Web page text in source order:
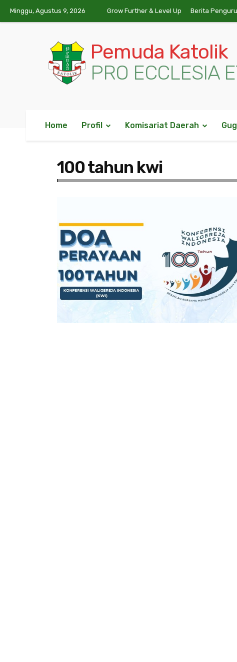
Minggu, Agustus 9, 2026 Grow Further & Level Up Berita
Pemuda Katolik
PRO ECCLESIA
Home Profil Komisariat Daerah
100 tahun kwi